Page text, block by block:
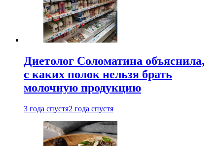
Диетолог Соломатина объяснила,
с каких полок нельзя брать
молочную продукцию
3 года спустя2 года спустя